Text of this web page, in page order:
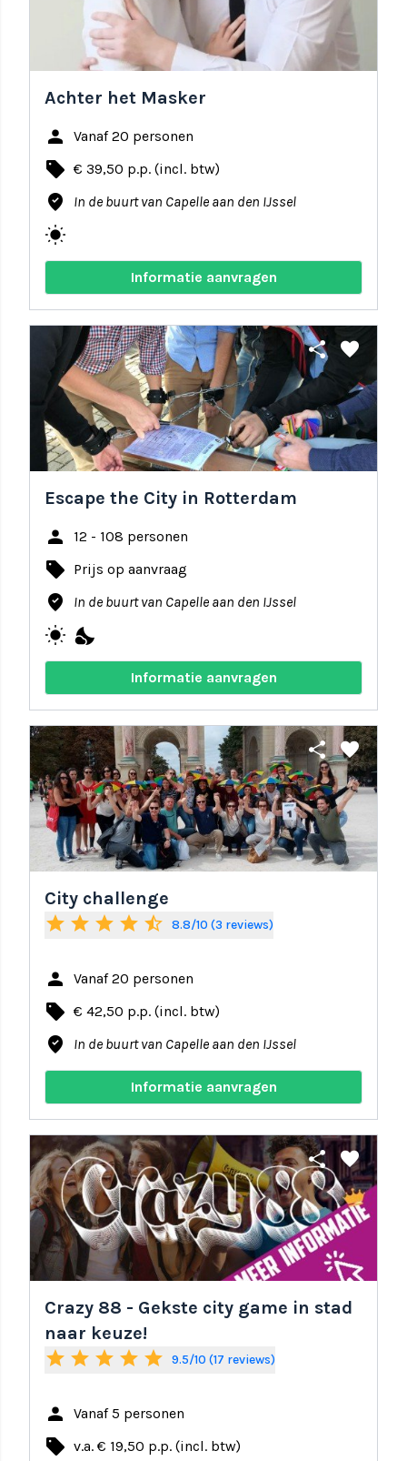
Achter het Masker
person Vanaf 20 personen
local_offer € 39,50 p.p. (incl. btw)
where_to_vote In de buurt van Capelle aan den IJssel
wb_sunny
Informatie aanvragen
share favorite
Escape the City in Rotterdam
person 12 - 108 personen
local_offer Prijs op aanvraag
where_to_vote In de buurt van Capelle aan den IJssel
wb_sunny nights_stay
Informatie aanvragen
share favorite
City challenge
star star star star star_half 8.8/10 (3 reviews)
person Vanaf 20 personen
local_offer € 42,50 p.p. (incl. btw)
where_to_vote In de buurt van Capelle aan den IJssel
Informatie aanvragen
share favorite
Crazy 88 - Gekste city game in stad
naar keuze!
star star star star star 9.5/10 (17 reviews)
person Vanaf 5 personen
local_offer v.a. € 19,50 p.p. (incl. btw)